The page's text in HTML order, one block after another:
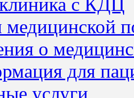
о
для
услуги